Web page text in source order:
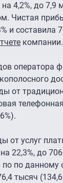
4,2%, до 7,9
Чистая
и составила
компании.
оператора
от
от услуг
22,3%, до
по данному
тысяч